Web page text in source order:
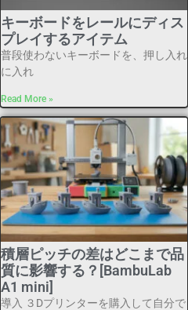
キーボードをレールにディス
プレイするアイテム
普段使わないキーボードを、押し入れ
に入れ
Read More »
積層ピッチの差はどこまで品
質に影響する？[BambuLab
A1 mini]
導入 ３Dプリンターを購入して自分で